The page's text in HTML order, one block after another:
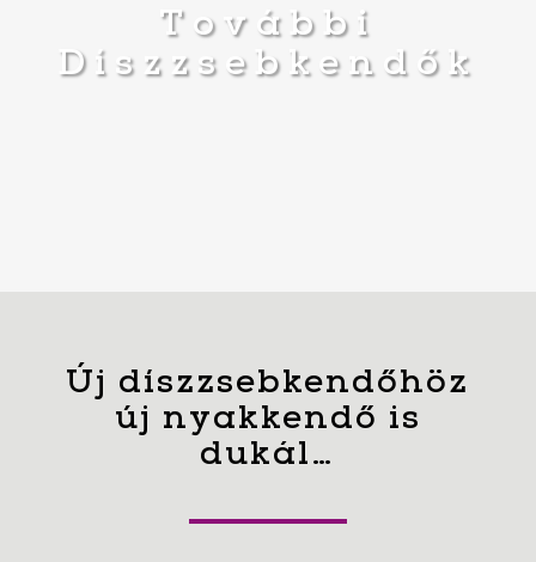
További
Díszzsebkendők
Új díszzsebkendőhöz
új nyakkendő is
dukál…